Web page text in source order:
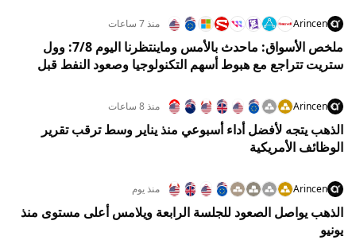
Arincen منذ 7 ساعات
ملخص الأسواق: ماحدث بالأمس وماينتظرنا اليوم 7/8: وول
ستريت تتراجع مع هبوط أسهم التكنولوجيا وصعود النفط قبل
Arincen منذ 8 ساعات
الذهب يتجه لأفضل أداء أسبوعي منذ يناير وسط ترقب تقرير
الوظائف الأمريكية
Arincen منذ يوم
الذهب يواصل الصعود للجلسة الرابعة ويلامس أعلى مستوى منذ
يونيو